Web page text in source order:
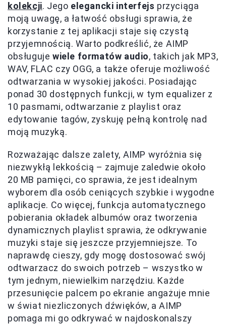
kolekcji. Jego elegancki interfejs przyciąga
moją uwagę, a łatwość obsługi sprawia, że
korzystanie z tej aplikacji staje się czystą
przyjemnością. Warto podkreślić, że AIMP
obsługuje wiele formatów audio, takich jak MP3,
WAV, FLAC czy OGG, a także oferuje możliwość
odtwarzania w wysokiej jakości. Posiadając
ponad 30 dostępnych funkcji, w tym equalizer z
10 pasmami, odtwarzanie z playlist oraz
edytowanie tagów, zyskuję pełną kontrolę nad
moją muzyką.
Rozważając dalsze zalety, AIMP wyróżnia się
niezwykłą lekkością – zajmuje zaledwie około
20 MB pamięci, co sprawia, że jest idealnym
wyborem dla osób ceniących szybkie i wygodne
aplikacje. Co więcej, funkcja automatycznego
pobierania okładek albumów oraz tworzenia
dynamicznych playlist sprawia, że odkrywanie
muzyki staje się jeszcze przyjemniejsze. To
naprawdę cieszy, gdy mogę dostosować swój
odtwarzacz do swoich potrzeb – wszystko w
tym jednym, niewielkim narzędziu. Każde
przesunięcie palcem po ekranie angażuje mnie
w świat niezliczonych dźwięków, a AIMP
pomaga mi go odkrywać w najdoskonalszy